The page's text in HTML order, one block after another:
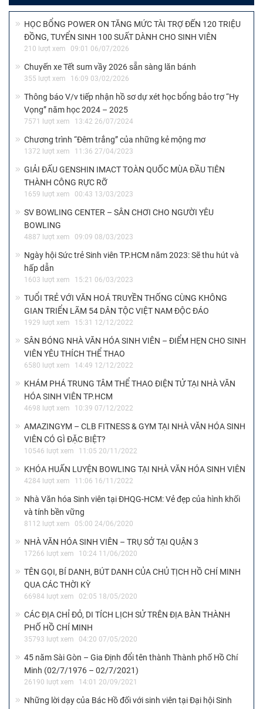
HỌC BỔNG POWER ON TĂNG MỨC TÀI TRỢ ĐẾN 120 TRIỆU
ĐỒNG, TUYỂN SINH 100 SUẤT DÀNH CHO SINH VIÊN
210 lượt xem 09:01 06/07/2026
Chuyến xe Tết sum vầy 2026 sẵn sàng lăn bánh
355 lượt xem 16:09 03/02/2026
Thông báo V/v tiếp nhận hồ sơ dự xét học bổng bảo trợ “Hy
Vọng” năm học 2024 – 2025
7571 lượt xem 13:42 26/07/2024
Chương trình “Đêm trắng” của những kẻ mộng mơ
1372 lượt xem 11:36 27/04/2023
GIẢI ĐẤU GENSHIN IMACT TOÀN QUỐC MÙA ĐẦU TIÊN
THÀNH CÔNG RỰC RỠ
1659 lượt xem 00:43 13/03/2023
SV BOWLING CENTER – SÂN CHƠI CHO NGƯỜI YÊU
BOWLING
4887 lượt xem 09:09 08/03/2023
Ngày hội Sức trẻ Sinh viên TP.HCM năm 2023: Sẽ thu hút và
hấp dẫn
1603 lượt xem 15:21 06/03/2023
TUỔI TRẺ VỚI VĂN HOÁ TRUYỀN THỐNG CÙNG KHÔNG
GIAN TRIỂN LÃM 54 DÂN TỘC VIỆT NAM ĐỘC ĐÁO
1929 lượt xem 15:31 12/12/2022
SÂN BÓNG NHÀ VĂN HÓA SINH VIÊN – ĐIỂM HẸN CHO SINH
VIÊN YÊU THÍCH THỂ THAO
6580 lượt xem 14:49 12/12/2022
KHÁM PHÁ TRUNG TÂM THỂ THAO ĐIỆN TỬ TẠI NHÀ VĂN
HÓA SINH VIÊN TP.HCM
4698 lượt xem 10:39 07/12/2022
AMAZINGYM – CLB FITNESS & GYM TẠI NHÀ VĂN HÓA SINH
VIÊN CÓ GÌ ĐẶC BIỆT?
10546 lượt xem 11:05 20/11/2022
KHÓA HUẤN LUYỆN BOWLING TẠI NHÀ VĂN HÓA SINH VIÊN
4284 lượt xem 11:06 16/11/2022
Nhà Văn hóa Sinh viên tại ĐHQG-HCM: Vẻ đẹp của hình khối
và tính bền vững
8112 lượt xem 05:00 24/06/2020
NHÀ VĂN HÓA SINH VIÊN – TRỤ SỞ TẠI QUẬN 3
17266 lượt xem 10:24 11/06/2020
TÊN GỌI, BÍ DANH, BÚT DANH CỦA CHỦ TỊCH HỒ CHÍ MINH
QUA CÁC THỜI KỲ
66984 lượt xem 02:05 18/05/2020
CÁC ĐỊA CHỈ ĐỎ, DI TÍCH LỊCH SỬ TRÊN ĐỊA BÀN THÀNH
PHỐ HỒ CHÍ MINH
35793 lượt xem 04:20 07/05/2020
45 năm Sài Gòn – Gia Định đổi tên thành Thành phố Hồ Chí
Minh (02/7/1976 – 02/7/2021)
26190 lượt xem 14:01 20/09/2021
Những lời dạy của Bác Hồ đối với sinh viên tại Đại hội Sinh